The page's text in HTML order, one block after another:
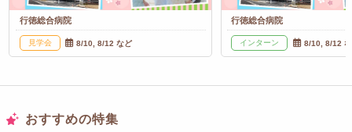
コーピングーストレス耐性パターン
一方で付き添いの家族にとっては疲労につながる場合もある
行徳総合病院
見学会 8/10, 8/12 など
行徳総合病院
インターン 8/10, 8/12
おすすめの特集